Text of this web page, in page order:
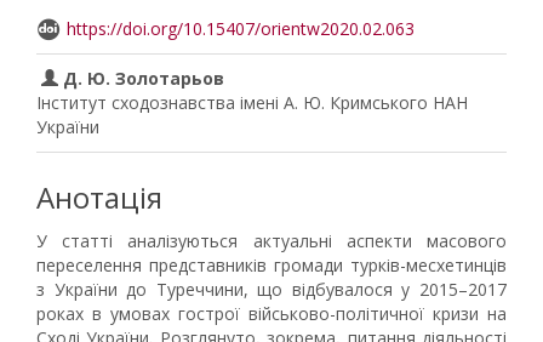
https://doi.org/10.15407/orientw2020.02.063
Д. Ю. Золотарьов
Інститут сходознавства імені А. Ю. Кримського НАН
України
Анотація
У статті аналізуються актуальні аспекти масового
переселення представників громади турків-месхетинців
з України до Туреччини, що відбувалося у 2015–2017
роках в умовах гострої військово-політичної кризи на